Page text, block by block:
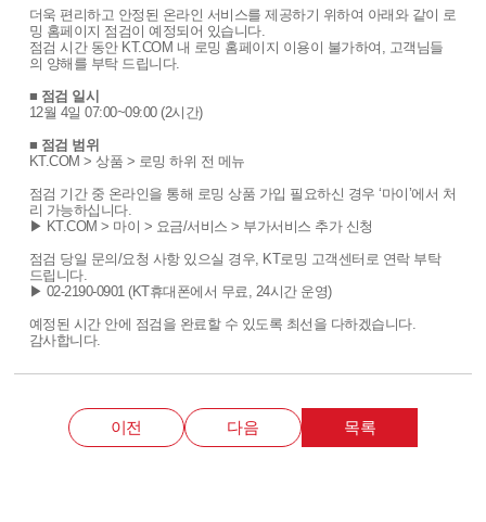
더욱 편리하고 안정된 온라인 서비스를 제공하기 위하여 아래와 같이 로
밍 홈페이지 점검이 예정되어 있습니다.
점검 시간 동안 KT.COM 내 로밍 홈페이지 이용이 불가하여, 고객님들
의 양해를 부탁 드립니다.
■ 점검 일시
12월 4일 07:00~09:00 (2시간)
■ 점검 범위
KT.COM > 상품 > 로밍 하위 전 메뉴
점검 기간 중 온라인을 통해 로밍 상품 가입 필요하신 경우 ‘마이’에서 처
리 가능하십니다.
▶ KT.COM > 마이 > 요금/서비스 > 부가서비스 추가 신청
점검 당일 문의/요청 사항 있으실 경우, KT로밍 고객센터로 연락 부탁
드립니다.
▶ 02-2190-0901 (KT휴대폰에서 무료, 24시간 운영)
예정된 시간 안에 점검을 완료할 수 있도록 최선을 다하겠습니다.
감사합니다.
이전 다음 목록